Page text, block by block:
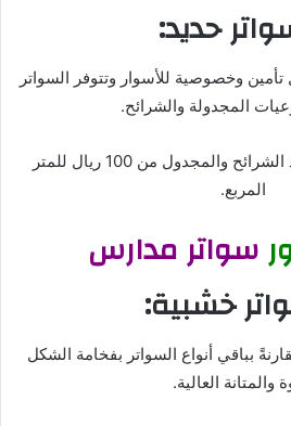
وخصوصية للأسوار وتتوفر السواتر
المجدولة والشرائح.
-تبدأ أسعار سواتر الحديد الشرائح والمجدول من 100 ريال للمتر
المربع.
سواتر مدارس
بباقي أنواع السواتر بفخامة الشكل
والمتانة العالية.